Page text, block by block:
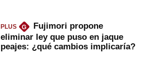
PLUS G
Fujimori propone
eliminar ley que puso en jaque
peajes: ¿qué cambios implicaría?